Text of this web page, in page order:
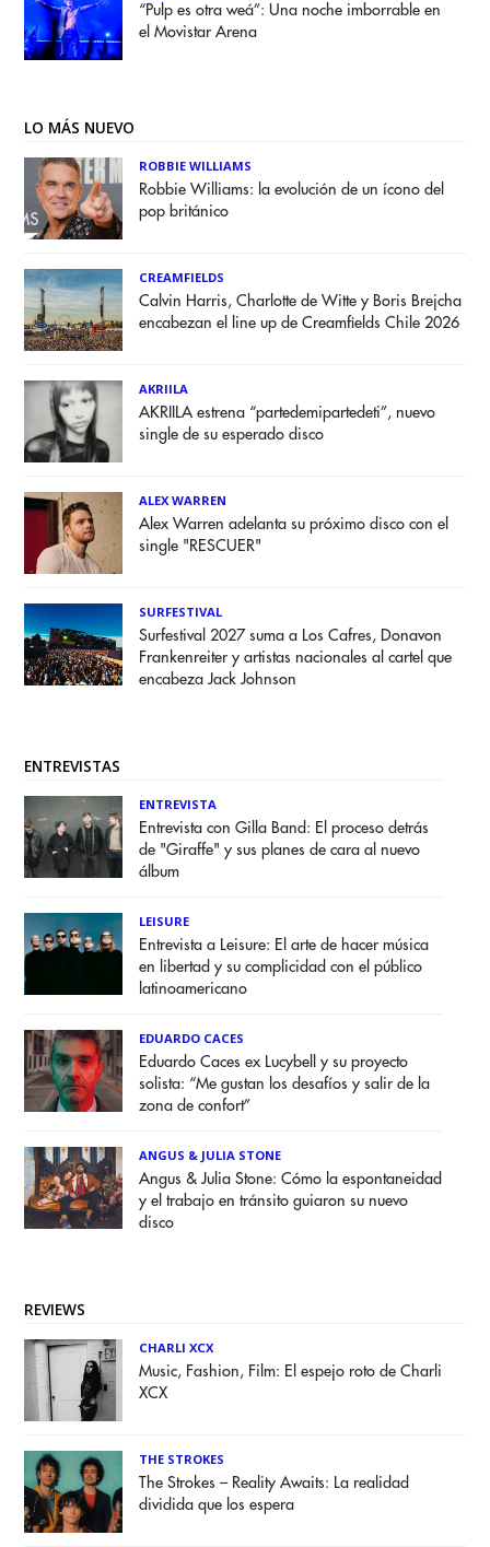
“Pulp es otra weá”: Una noche imborrable en
el Movistar Arena
LO MÁS NUEVO
ROBBIE WILLIAMS
Robbie Williams: la evolución de un ícono del
pop británico
CREAMFIELDS
Calvin Harris, Charlotte de Witte y Boris Brejcha
encabezan el line up de Creamfields Chile 2026
AKRIILA
AKRIILA estrena “partedemipartedeti”, nuevo
single de su esperado disco
ALEX WARREN
Alex Warren adelanta su próximo disco con el
single "RESCUER"
SURFESTIVAL
Surfestival 2027 suma a Los Cafres, Donavon
Frankenreiter y artistas nacionales al cartel que
encabeza Jack Johnson
ENTREVISTAS
ENTREVISTA
Entrevista con Gilla Band: El proceso detrás
de "Giraffe" y sus planes de cara al nuevo
álbum
LEISURE
Entrevista a Leisure: El arte de hacer música
en libertad y su complicidad con el público
latinoamericano
EDUARDO CACES
Eduardo Caces ex Lucybell y su proyecto
solista: “Me gustan los desafíos y salir de la
zona de confort”
ANGUS & JULIA STONE
Angus & Julia Stone: Cómo la espontaneidad
y el trabajo en tránsito guiaron su nuevo
disco
REVIEWS
CHARLI XCX
Music, Fashion, Film: El espejo roto de Charli
XCX
THE STROKES
The Strokes – Reality Awaits: La realidad
dividida que los espera